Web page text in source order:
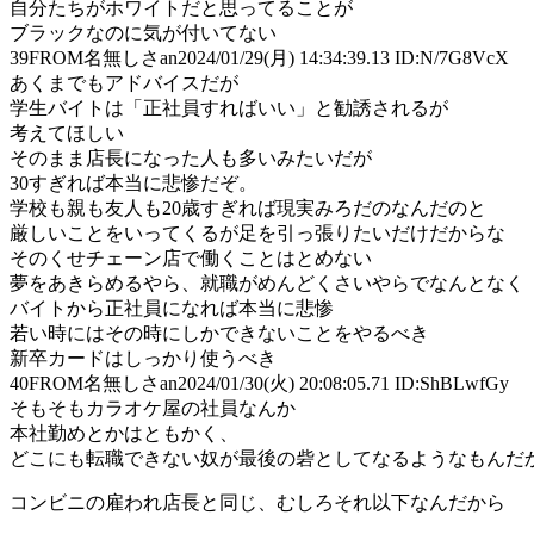
自分たちがホワイトだと思ってることが
ブラックなのに気が付いてない
39FROM名無しさan2024/01/29(月) 14:34:39.13 ID:N/7G8VcX
あくまでもアドバイスだが
学生バイトは「正社員すればいい」と勧誘されるが
考えてほしい
そのまま店長になった人も多いみたいだが
30すぎれば本当に悲惨だぞ。
学校も親も友人も20歳すぎれば現実みろだのなんだのと
厳しいことをいってくるが足を引っ張りたいだけだからな
そのくせチェーン店で働くことはとめない
夢をあきらめるやら、就職がめんどくさいやらでなんとなく
バイトから正社員になれば本当に悲惨
若い時にはその時にしかできないことをやるべき
新卒カードはしっかり使うべき
40FROM名無しさan2024/01/30(火) 20:08:05.71 ID:ShBLwfGy
そもそもカラオケ屋の社員なんか
本社勤めとかはともかく、
どこにも転職できない奴が最後の砦としてなるようなもんだ
コンビニの雇われ店長と同じ、むしろそれ以下なんだから